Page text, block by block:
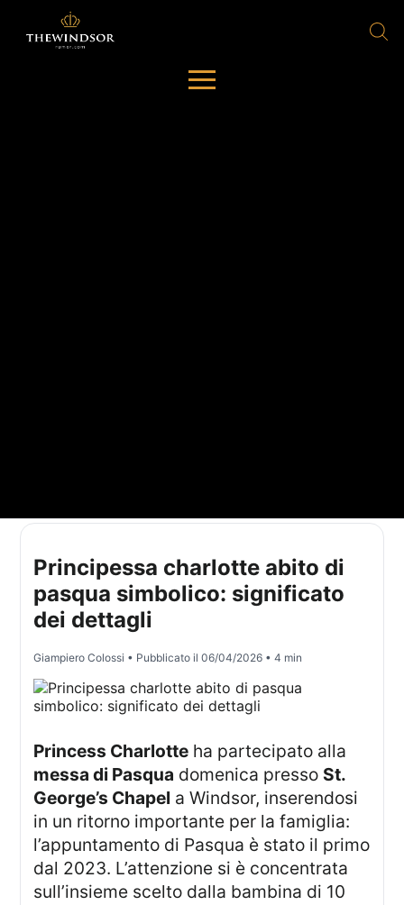
Principessa charlotte abito di
pasqua simbolico: significato
dei dettagli
Giampiero Colossi • Pubblicato il06/04/2026 • 4 min
Princess Charlotte ha partecipato alla
messa di Pasqua domenica presso St.
George’s Chapel a Windsor, inserendosi
in un ritorno importante per la famiglia:
l’appuntamento di Pasqua è stato il primo
dal 2023. L’attenzione si è concentrata
sull’insieme scelto dalla bambina di 10